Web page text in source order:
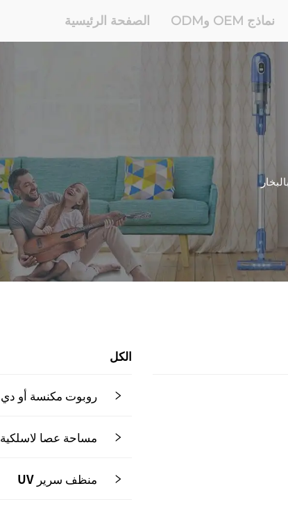
الصفحة الرئيسية نماذج OEM وODM
الكل
روبوت مكنسة أو
مساحة عصا لاسلكية
منظف سرير UV